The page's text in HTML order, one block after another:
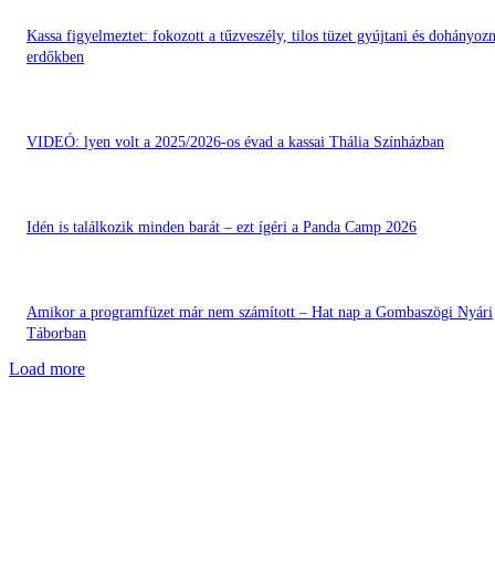
Kassa figyelmeztet: fokozott a tűzveszély, tilos tüzet gyújtani és
erdőkben
VIDEÓ: lyen volt a 2025/2026-os évad a kassai Thália Színházban
Idén is találkozik minden barát – ezt ígéri a Panda Camp 2026
Amikor a programfüzet már nem számított – Hat nap a Gombaszögi Nyári
Táborban
Load more